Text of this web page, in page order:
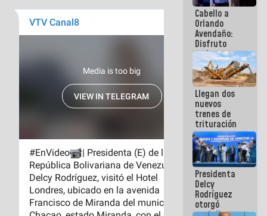
Cabello a
Orlando
Avendaño:
Disfruto
cada vez
que escribes
porque lo
que haces
es
embarrarla
Llegan dos
nuevos
trenes de
trituración
para
optimizar
manejo de
escombros
en La Guaira
Presidenta
Delcy
Rodríguez
otorgó